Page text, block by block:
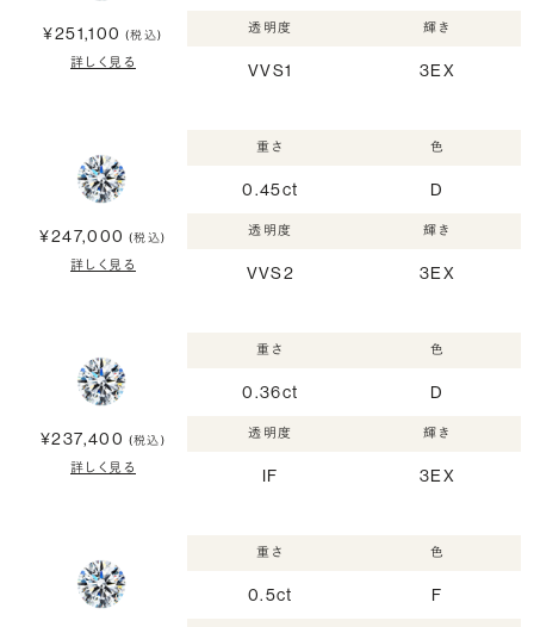
¥251,100 (税込)
詳しく見る
透明度
VVS1
輝き
3EX
¥247,000 (税込)
詳しく見る
重さ
0.45ct
色
D
透明度
VVS2
輝き
3EX
¥237,400 (税込)
詳しく見る
重さ
0.36ct
色
D
透明度
IF
輝き
3EX
重さ
0.5ct
色
F